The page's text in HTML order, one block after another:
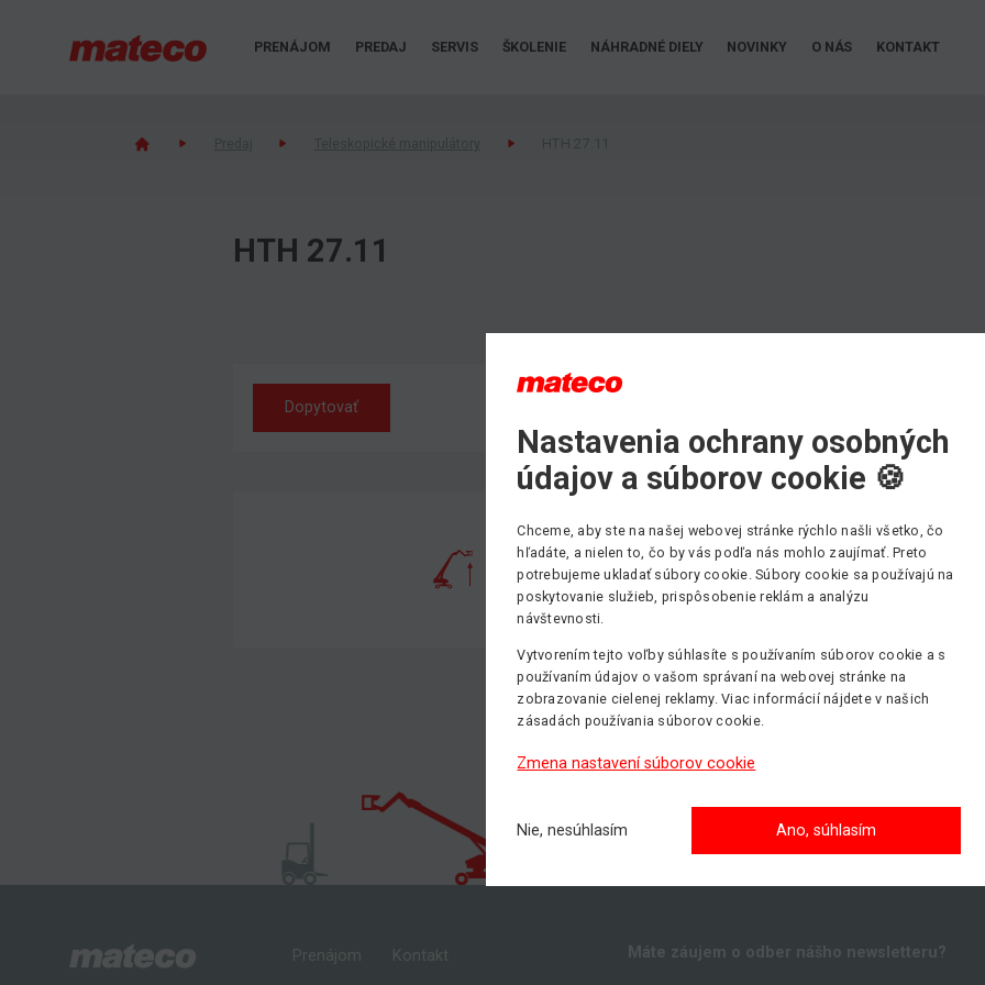
PRENÁJOM PREDAJ SERVIS ŠKOLENIE NÁHRADNÉ DIELY NOVINKY O NÁS KONTAKT
HTH 27.11
Dopytovať
Max. pracovná výška
10.85 m
Min. nosnosť
27000 kg
Prenájom Kontakt Máte záujem o odber nášho newsletteru?
Nastavenia ochrany osobných
údajov a súborov cookie 🍪
Chceme, aby ste na našej webovej stránke rýchlo našli všetko, čo
hľadáte, a nielen to, čo by vás podľa nás mohlo zaujímať. Preto
potrebujeme ukladať súbory cookie. Súbory cookie sa používajú na
poskytovanie služieb, prispôsobenie reklám a analýzu
návštevnosti.
Vytvorením tejto voľby súhlasíte s používaním súborov cookie a s
používaním údajov o vašom správaní na webovej stránke na
zobrazovanie cielenej reklamy. Viac informácií nájdete v našich
zásadách používania súborov cookie.
Zmena nastavení súborov cookie
Nie, nesúhlasím Ano, súhlasím